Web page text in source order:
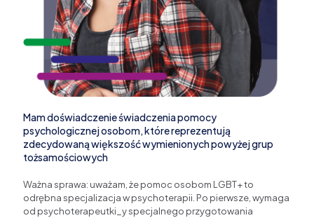
Mam doświadczenie świadczenia pomocy
psychologicznej osobom, które reprezentują
zdecydowaną większość wymienionych powyżej grup
tożsamościowych
Ważna sprawa: uważam, że pomoc osobom LGBT+ to
odrębna specjalizacja w psychoterapii. Po pierwsze, wymaga
od psychoterapeutki_y specjalnego przygotowania